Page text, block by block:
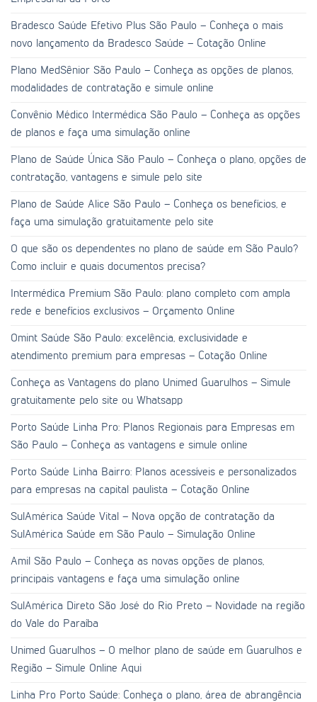
Bradesco Saúde Efetivo Plus São Paulo – Conheça o mais
novo lançamento da Bradesco Saúde – Cotação Online
Plano MedSênior São Paulo – Conheça as opções de planos,
modalidades de contratação e simule online
Convênio Médico Intermédica São Paulo – Conheça as opções
de planos e faça uma simulação online
Plano de Saúde Única São Paulo – Conheça o plano, opções de
contratação, vantagens e simule pelo site
Plano de Saúde Alice São Paulo – Conheça os benefícios, e
faça uma simulação gratuitamente pelo site
O que são os dependentes no plano de saúde em São Paulo?
Como incluir e quais documentos precisa?
Intermédica Premium São Paulo: plano completo com ampla
rede e benefícios exclusivos – Orçamento Online
Omint Saúde São Paulo: excelência, exclusividade e
atendimento premium para empresas – Cotação Online
Conheça as Vantagens do plano Unimed Guarulhos – Simule
gratuitamente pelo site ou Whatsapp
Porto Saúde Linha Pro: Planos Regionais para Empresas em
São Paulo – Conheça as vantagens e simule online
Porto Saúde Linha Bairro: Planos acessíveis e personalizados
para empresas na capital paulista – Cotação Online
SulAmérica Saúde Vital – Nova opção de contratação da
SulAmérica Saúde em São Paulo – Simulação Online
Amil São Paulo – Conheça as novas opções de planos,
principais vantagens e faça uma simulação online
SulAmérica Direto São José do Rio Preto – Novidade na região
do Vale do Paraíba
Unimed Guarulhos – O melhor plano de saúde em Guarulhos e
Região – Simule Online Aqui
Linha Pro Porto Saúde: Conheça o plano, área de abrangência